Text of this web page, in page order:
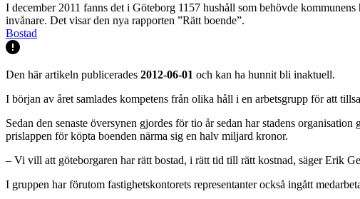
I december 2011 fanns det i Göteborg 1157 hushåll som behövde
invånare. Det visar den nya rapporten ”Rätt boende”.
Bostad
Den här artikeln publicerades 2012-06-01 och kan ha hunnit bli inaktuell.
I början av året samlades kompetens från olika håll i en arbetsgrupp för att
Sedan den senaste översynen gjordes för tio år sedan har stadens
prislappen för köpta boenden närma sig en halv miljard kronor.
– Vi vill att göteborgaren har rätt bostad, i rätt tid till rätt kostnad, säger Erik
I gruppen har förutom fastighetskontorets representanter också ingått